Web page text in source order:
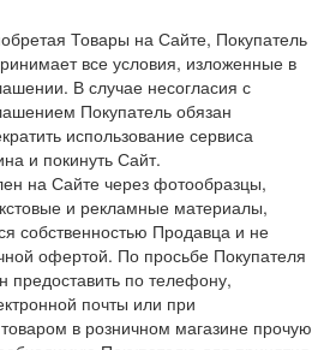
Товары на Сайте, Покупатель
все условия, изложенные в
В случае несогласия с
Покупатель обязан
использование сервиса
и покинуть Сайт.
на Сайте через фотообразцы,
и рекламные материалы,
собственностью Продавца и не
офертой. По просьбе Покупателя
предоставить по телефону,
почты или при
в розничном магазине прочую